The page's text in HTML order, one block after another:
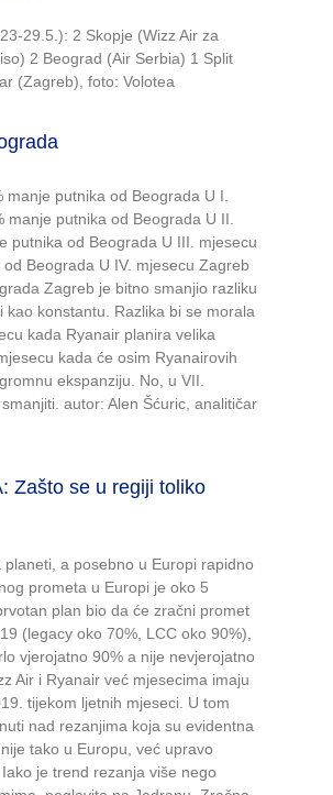
29.5.): 2 Skopje (Wizz Air za
2 Beograd (Air Serbia) 1 Split
(Zagreb), foto: Volotea
putnika od Beograda U I.
putnika od Beograda U II.
putnika od Beograda U III. mjesecu
Beograda U IV. mjesecu Zagreb
Zagreb je bitno smanjio razliku
konstantu. Razlika bi se morala
kada Ryanair planira velika
kada će osim Ryanairovih
ekspanziju. No, u VII.
autor: Alen Šćuric, analitičar
Zašto se u regiji toliko
a posebno u Europi rapidno
prometa u Europi je oko 5
plan bio da će zračni promet
(legacy oko 70%, LCC oko 90%),
vjerojatno 90% a nije nevjerojatno
Air i Ryanair već mjesecima imaju
tijekom ljetnih mjeseci. U tom
nad rezanjima koja su evidentna
tako u Europu, već upravo
je trend rezanja više nego